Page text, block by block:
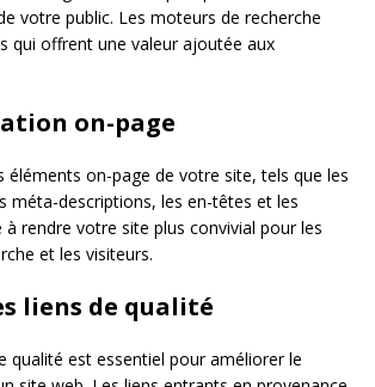
votre public. Les moteurs de recherche
qui offrent une valeur ajoutée aux
on-page
éléments on-page de votre site, tels que les
méta-descriptions, les en-têtes et les
rendre votre site plus convivial pour les
et les visiteurs.
liens de qualité
qualité est essentiel pour améliorer le